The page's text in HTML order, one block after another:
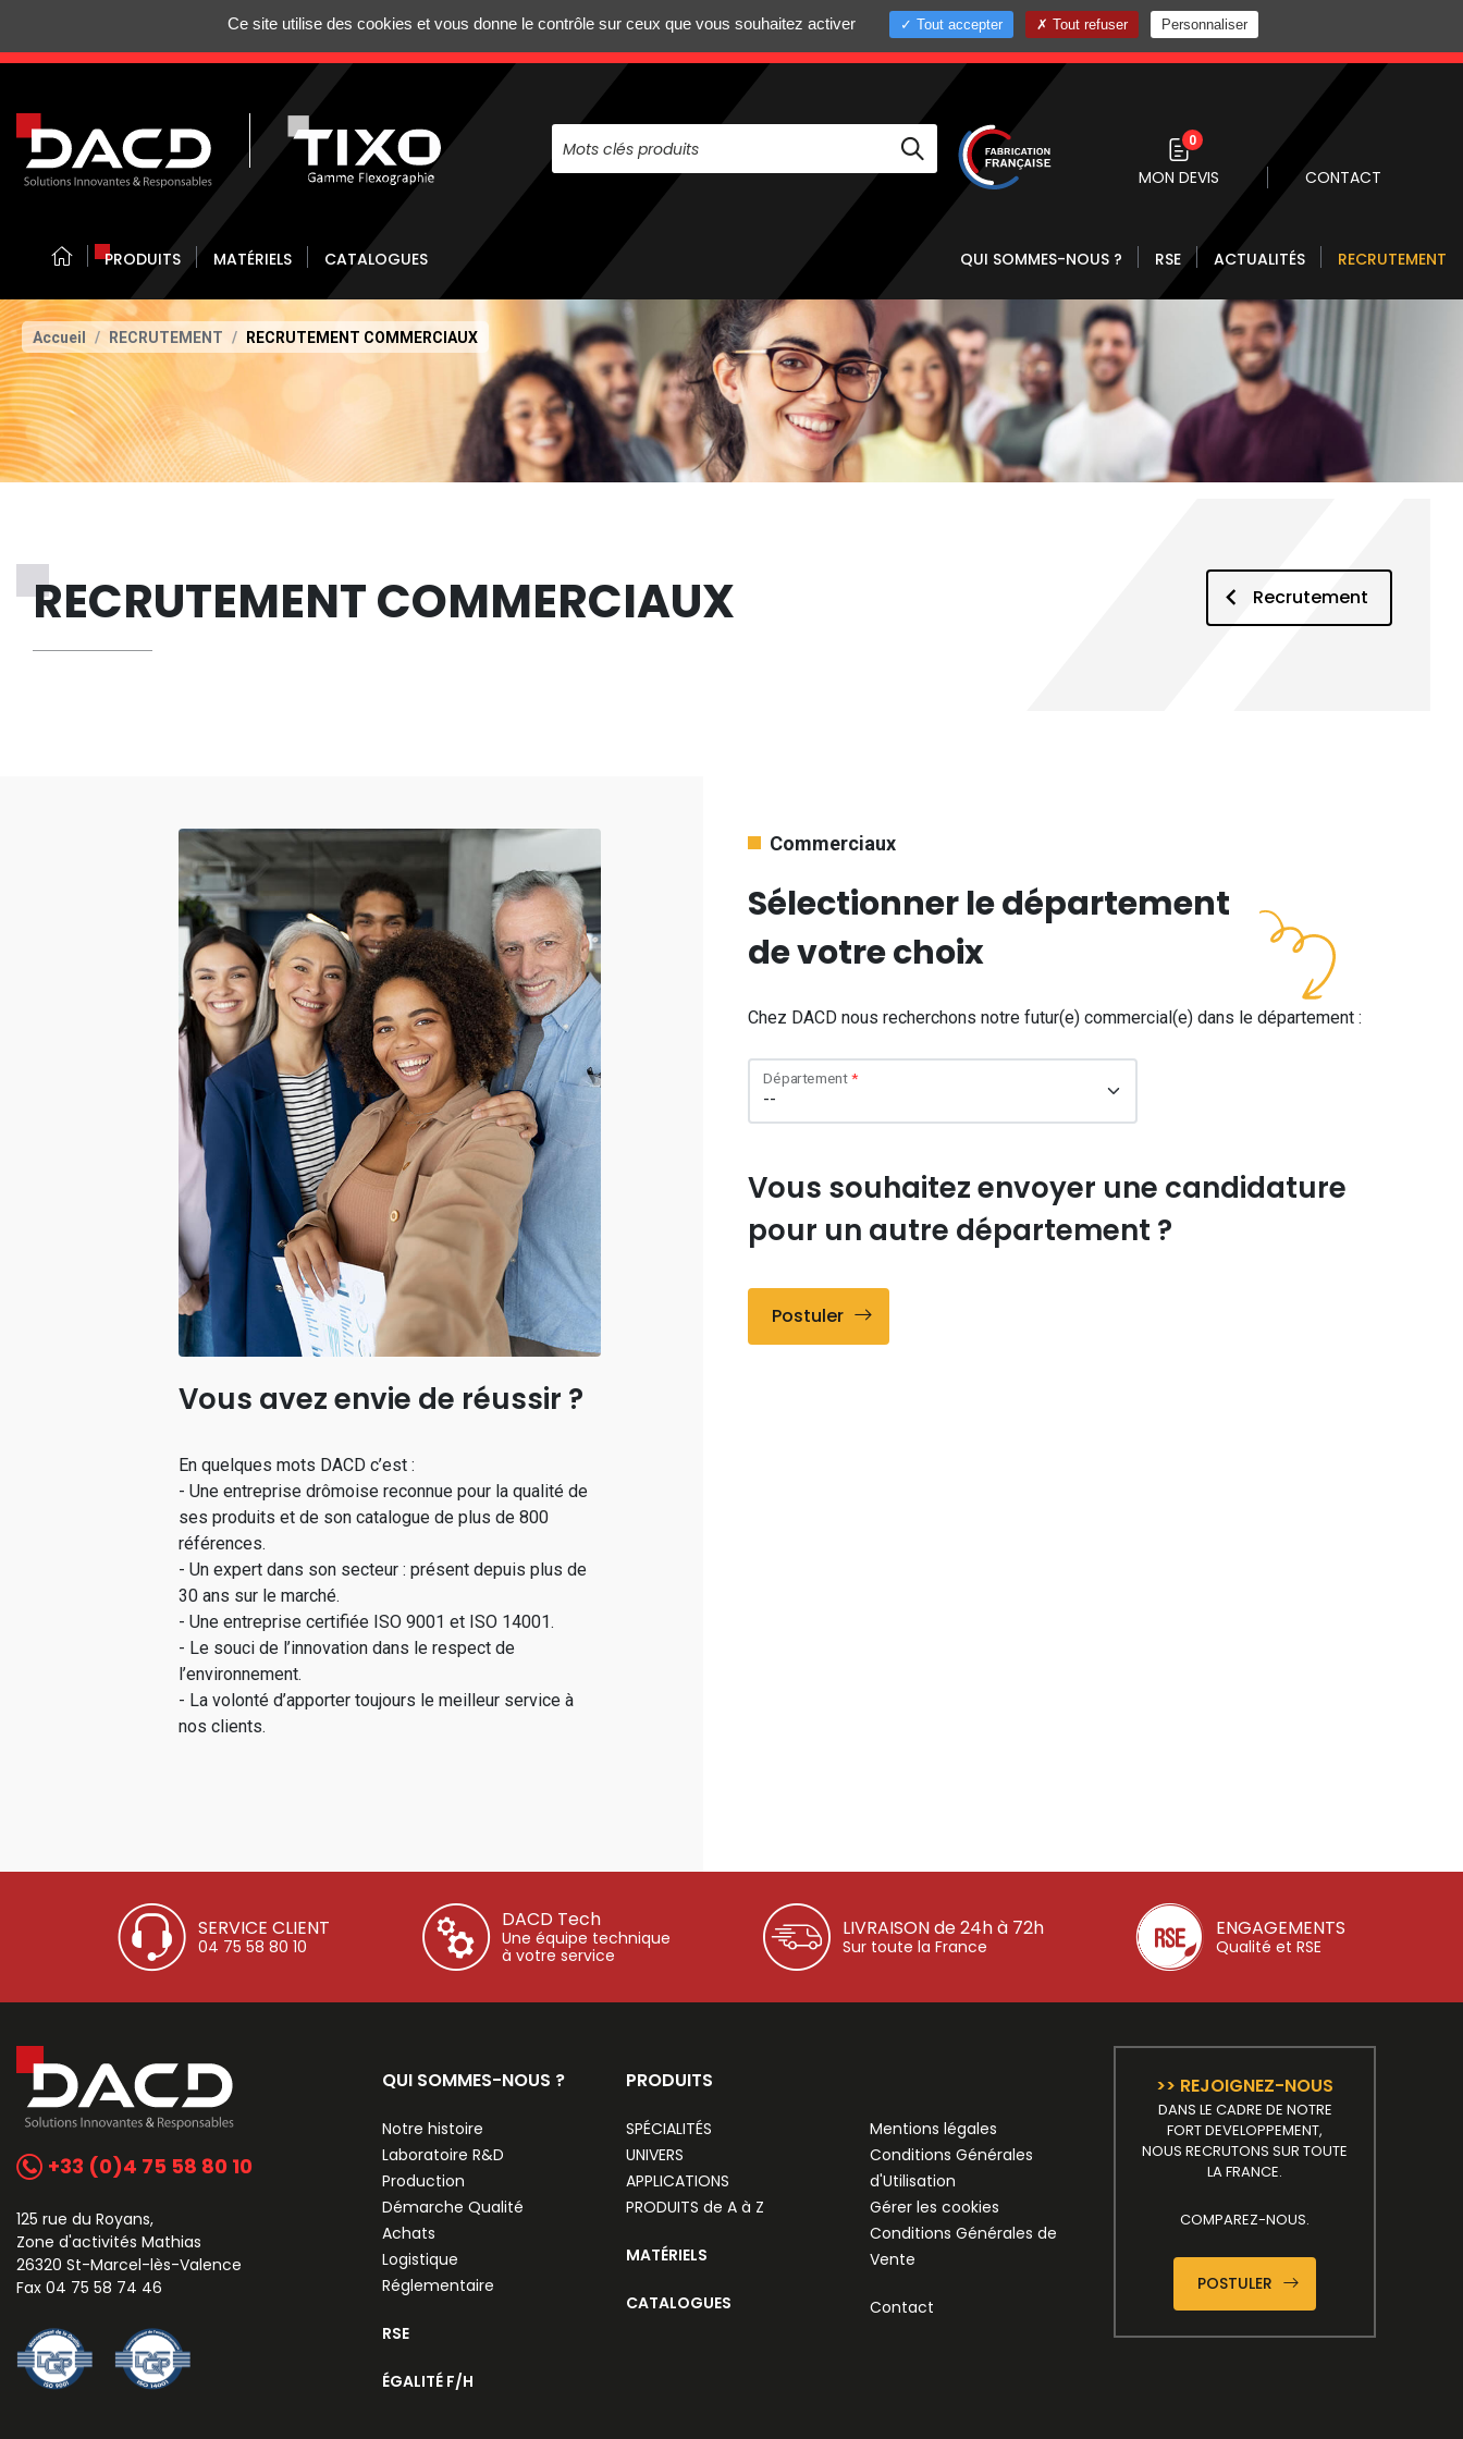
N'HÉSITEZ PAS À NOUS CONTACTER AU +33 (0)4 75 58 80 10
0
MON DEVIS CONTACT
PRODUITS MATÉRIELS CATALOGUES QUI SOMMES-NOUS ? RSE ACTUALITÉS RECRUTEMENT
Accueil RECRUTEMENT RECRUTEMENT COMMERCIAUX
RECRUTEMENT COMMERCIAUX Recrutement
Vous avez envie de réussir ?
En quelques mots DACD c’est :
- Une entreprise drômoise reconnue pour la qualité de
ses produits et de son catalogue de plus de 800
références.
- Un expert dans son secteur : présent depuis plus de
30 ans sur le marché.
- Une entreprise certifiée ISO 9001 et ISO 14001.
- Le souci de l’innovation dans le respect de
l’environnement.
- La volonté d’apporter toujours le meilleur service à
nos clients.
Commerciaux
Sélectionner le département
de votre choix
Chez DACD nous recherchons notre futur(e) commercial(e) dans le département :
Département
Vous souhaitez envoyer une candidature
pour un autre département ?
Postuler
SERVICE CLIENT
04 75 58 80 10
DACD Tech
Une équipe technique
à votre service
LIVRAISON de 24h à 72h
Sur toute la France
ENGAGEMENTS
Qualité et RSE
+33 (0)4 75 58 80 10
125 rue du Royans,
Zone d'activités Mathias
26320 St-Marcel-lès-Valence
Fax 04 75 58 74 46
QUI SOMMES-NOUS ?
Notre histoire
Laboratoire R&D
Production
Démarche Qualité
Achats
Logistique
Réglementaire
RSE
ÉGALITÉ F/H
PRODUITS
SPÉCIALITÉS
UNIVERS
APPLICATIONS
PRODUITS de A à Z
MATÉRIELS
CATALOGUES
Mentions légales
Conditions Générales
d'Utilisation
Gérer les cookies
Conditions Générales de
Vente
Contact
>> REJOIGNEZ-NOUS
DANS LE CADRE DE NOTRE
FORT DEVELOPPEMENT,
NOUS RECRUTONS SUR TOUTE
LA FRANCE.
COMPAREZ-NOUS.
POSTULER
Ce site utilise des cookies et vous donne le contrôle sur ceux que vous souhaitez activer Tout accepter Tout refuser Personnaliser